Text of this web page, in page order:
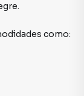
.
como: